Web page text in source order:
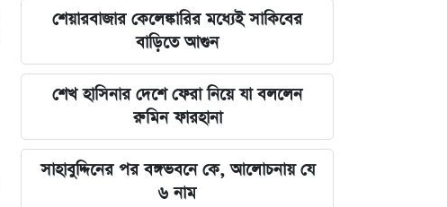
শেয়ারবাজার কেলেঙ্কারির মধ্যেই সাকিবের
বাড়িতে আগুন
শেখ হাসিনার দেশে ফেরা নিয়ে যা বললেন
রুমিন ফারহানা
সাহাবুদ্দিনের পর বঙ্গভবনে কে, আলোচনায় যে
৬ নাম